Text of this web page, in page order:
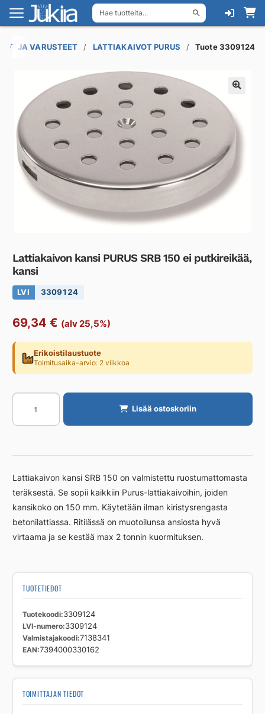
Hae tuotteita...
Siirry
navigointiin
Siirry
sisältöön
JA VARUSTEET LATTIAKAIVOT PURUS Tuote 3309124
Lattiakaivon kansi PURUS SRB 150 ei putkireikää,
kansi
LVI 3309124
69,34 € (alv 25,5%)
Erikoistilaustuote
Toimitusaika-arvio: 2 viikkoa
Lattiakaivon
PURUS
150
putkireikää,
kansi
määrä
Lisää ostoskoriin
Lattiakaivon kansi SRB 150 on valmistettu ruostumattomasta
teräksestä. Se sopii kaikkiin Purus-lattiakaivoihin, joiden
kansikoko on 150 mm. Käytetään ilman kiristysrengasta
betonilattiassa. Ritilässä on muotoilunsa ansiosta hyvä
virtaama ja se kestää max 2 tonnin kuormituksen.
TUOTETIEDOT
Tuotekoodi 3309124
LVI-numero 3309124
Valmistajakoodi 7138341
EAN 7394000330162
TOIMITTAJAN TIEDOT